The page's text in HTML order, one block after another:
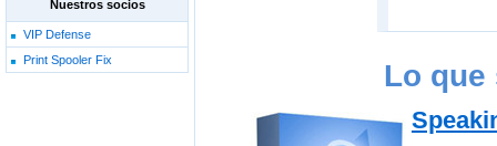
Nuestros socios
VIP Defense
Print Spooler Fix
Lo